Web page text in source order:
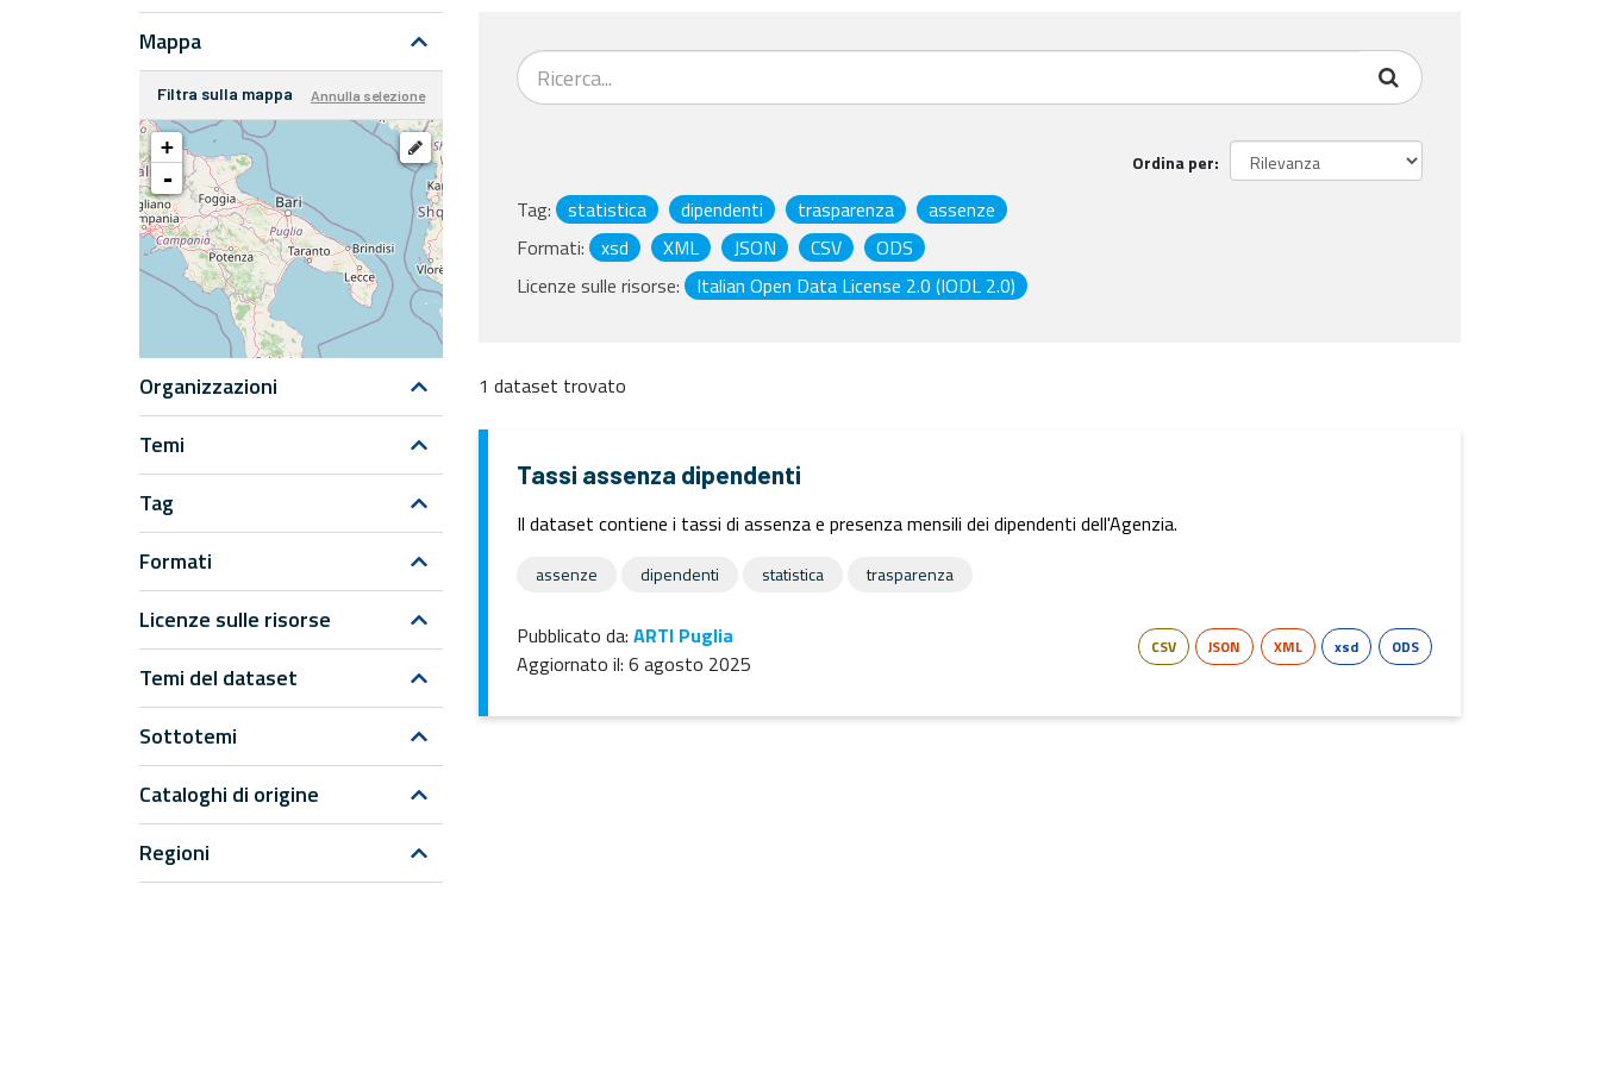
Mappa
Filtra sulla mappa Annulla selezione
+
-
Organizzazioni
Temi
Tag
Formati
Licenze sulle risorse
Temi del dataset
Sottotemi
Cataloghi di origine
Regioni
Ordina per
Tag: statistica dipendenti trasparenza
assenze
Formati:
xsd XML JSON CSV
ODS
Licenze sulle risorse:
Italian Open Data License 2.0 (IODL 2.0)
1 dataset trovato
Tassi assenza dipendenti
Il dataset contiene i tassi di assenza e presenza mensili dei dipendenti dell'Agenzia.
assenze dipendenti statistica trasparenza
Pubblicato da: ARTI Puglia
Aggiornato il: 6 agosto 2025
CSV JSON XML xsd ODS